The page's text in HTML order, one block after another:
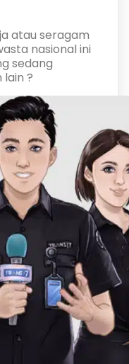
atau seragam
nasional ini
sedang
?